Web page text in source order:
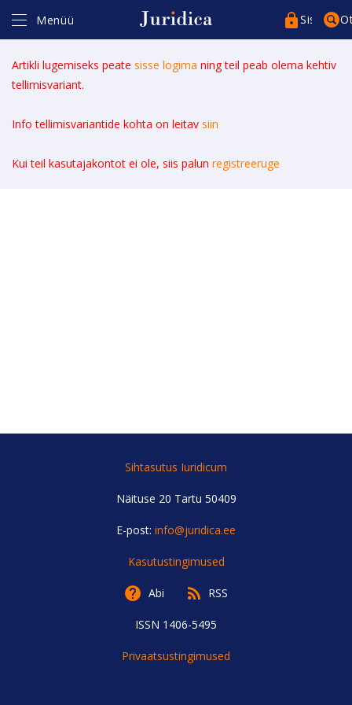
Menüü Sisenege
Artikli lugemiseks peate sisse logima ning teil peab olema kehtiv
tellimisvariant.
Info tellimisvariantide kohta on leitav siin
Kui teil kasutajakontot ei ole, siis palun registreeruge
Kasutajakonto*
Sihtasutus Iuridicum
Näituse 20 Tartu 50409
E-post: info@juridica.ee
Kasutustingimused
Abi RSS
ISSN 1406-5495
Privaatsustingimused